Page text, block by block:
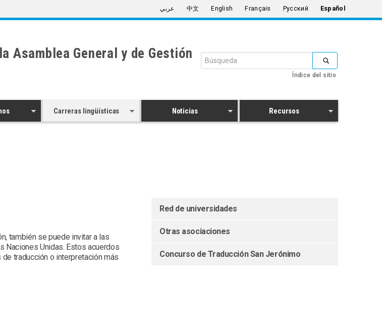
عربي 中文 English Français Русский Español
Asamblea General y de Gestión
Formulario
Índice del sitio
Carreras lingüísticas Noticias Recursos
también se puede invitar a las
Naciones Unidas. Estos acuerdos
traducción o interpretación más
Red de universidades
Otras asociaciones
Concurso de Traducción San Jerónimo